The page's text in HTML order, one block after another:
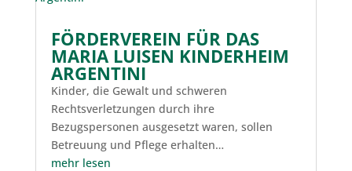
FÖRDERVEREIN FÜR DAS
MARIA LUISEN KINDERHEIM
ARGENTINI
Kinder, die Gewalt und schweren
Rechtsverletzungen durch ihre
Bezugspersonen ausgesetzt waren, sollen
Betreuung und Pflege erhalten…
mehr lesen